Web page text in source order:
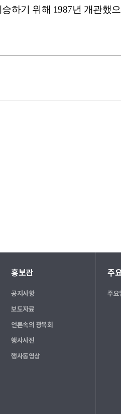
하기 위해 1987년 개관했
홍보관
공지사항
보도자료
언론속의 광복회
행사사진
행사동영상
주
주요